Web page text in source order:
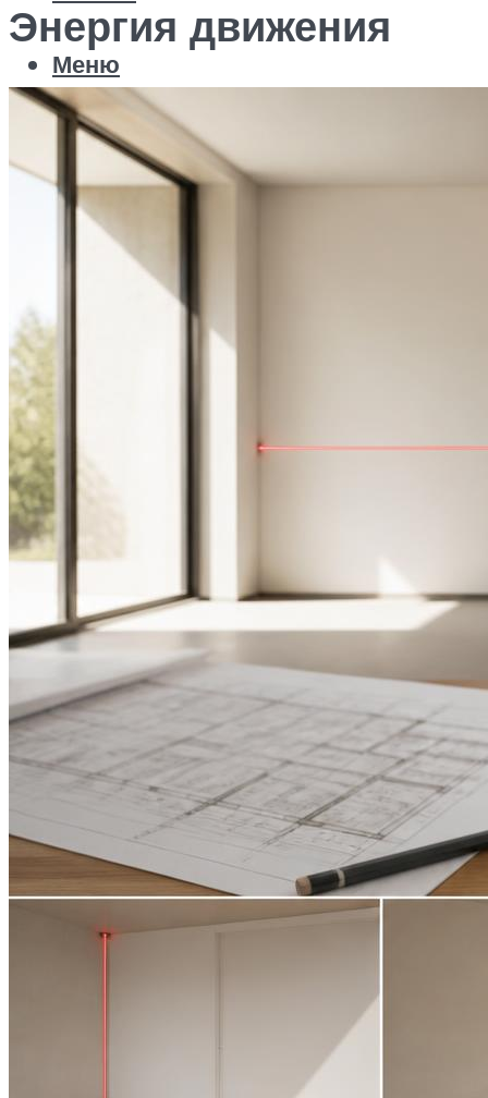
Меню
Энергия движения